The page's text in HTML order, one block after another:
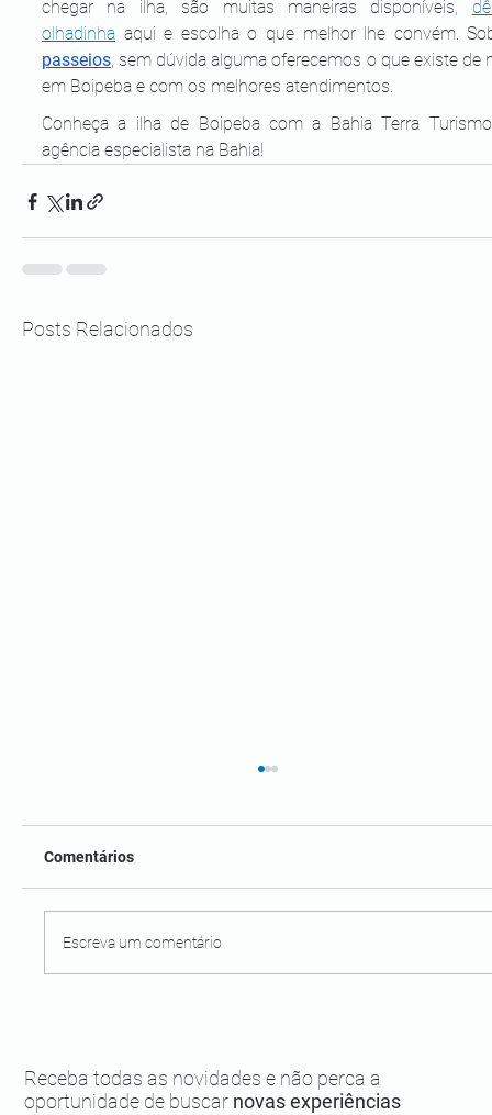
chegar na ilha, são muitas maneiras disponíveis,
olhadinha
passeios, sem dúvida alguma oferecemos o que existe de
em Boipeba e com os melhores atendimentos.
Conheça a ilha de Boipeba com a Bahia Terra
agência especialista na Bahia!
Posts Relacionados
Comentários
Escreva um comentário
Receba todas as novidades e não perca a
oportunidade de buscar novas experiências